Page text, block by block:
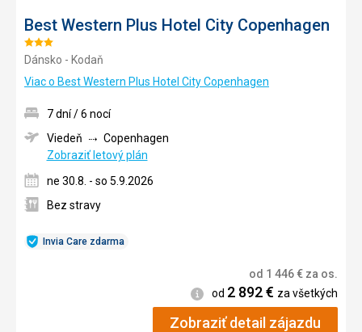
Best Western Plus Hotel City Copenhagen
Hodnotenie:
3/5
Dánsko - Kodaň
Viac o Best Western Plus Hotel City Copenhagen
Invia Care zdarma
7 dní / 6 nocí
Viedeň
Copenhagen
Zobraziť letový plán
ne 30.8. - so 5.9.2026
Bez stravy
od 1 446€ za os.
Informácie
od 2 892€ za všetkých
Zobraziť detail zájazdu